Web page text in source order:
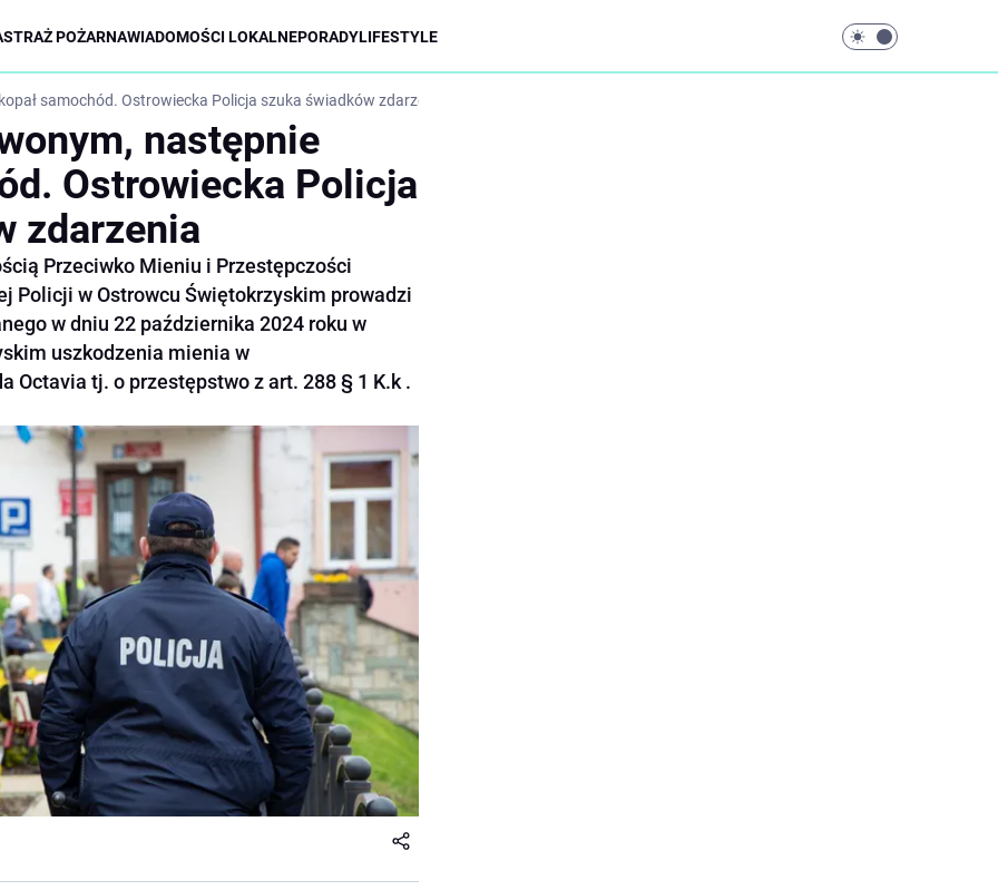
STRAŻ POŻARNAWIADOMOŚCI LOKALNEPORADYLIFESTYLE
samochód. Ostrowiecka Policja szuka świadków zdarzenia
następnie
Ostrowiecka Policja
zdarzenia
Przeciwko Mieniu i Przestępczości
Policji w Ostrowcu Świętokrzyskim prowadzi
w dniu 22 października 2024 roku w
uszkodzenia mienia w
Octavia tj. o przestępstwo z art. 288 § 1 K.k .